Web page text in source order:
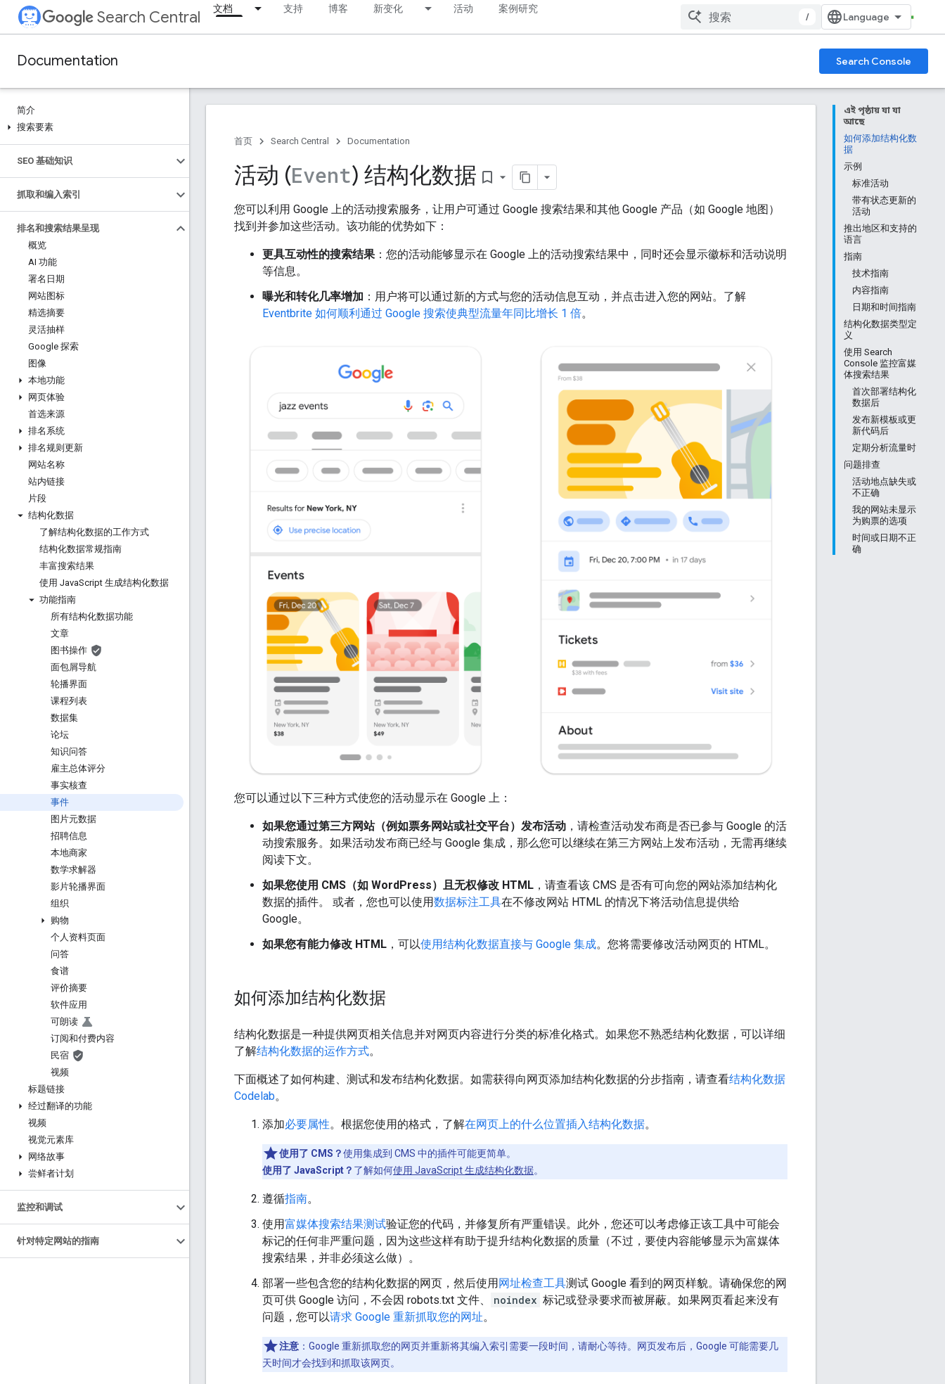
Search Central 文档 支持 博客 新变化 活动 案例研究
/
Documentation Search Console
简介
搜索要素
SEO 基础知识
抓取和编入索引
排名和搜索结果呈现
概览
AI 功能
署名日期
网站图标
精选摘要
灵活抽样
Google 探索
图像
本地功能
网页体验
首选来源
排名系统
排名规则更新
网站名称
站内链接
片段
结构化数据
了解结构化数据的工作方式
结构化数据常规指南
丰富搜索结果
使用 JavaScript 生成结构化数据
功能指南
所有结构化数据功能
文章
图书操作
面包屑导航
轮播界面
课程列表
数据集
论坛
知识问答
雇主总体评分
事实核查
事件
图片元数据
招聘信息
本地商家
数学求解器
影片轮播界面
组织
购物
个人资料页面
问答
食谱
评价摘要
软件应用
可朗读
订阅和付费内容
民宿
视频
标题链接
经过翻译的功能
视频
视觉元素库
网络故事
尝鲜者计划
监控和调试
针对特定网站的指南
এই পৃষ্ঠায় যা যা
আছে
如何添加结构化数
据
示例
标准活动
带有状态更新的
活动
推出地区和支持的
语言
指南
技术指南
内容指南
日期和时间指南
结构化数据类型定
义
使用 Search
Console 监控富媒
体搜索结果
首次部署结构化
数据后
发布新模板或更
新代码后
定期分析流量时
问题排查
活动地点缺失或
不正确
我的网站未显示
为购票的选项
时间或日期不正
确
首页 Search Central Documentation
活动 (Event) 结构化数据 bookmark_border
您可以利用 Google 上的活动搜索服务，让用户可通过 Google 搜索结果和其他 Google 产品（如 Google 地图）
找到并参加这些活动。该功能的优势如下：
更具互动性的搜索结果 ：您的活动能够显示在 Google 上的活动搜索结果中，同时还会显示徽标和活动说明
等信息。
曝光和转化几率增加 ：用户将可以通过新的方式与您的活动信息互动，并点击进入您的网站。了解
Eventbrite 如何顺利通过 Google 搜索使典型流量年同比增长 1 倍。
您可以通过以下三种方式使您的活动显示在 Google 上：
如果您通过第三方网站（例如票务网站或社交平台）发布活动 ，请检查活动发布商是否已参与 Google 的活
动搜索服务。如果活动发布商已经与 Google 集成，那么您可以继续在第三方网站上发布活动，无需再继续
阅读下文。
如果您使用 CMS（如 WordPress）且无权修改 HTML ，请查看该 CMS 是否有可向您的网站添加结构化
数据的插件。 或者，您也可以使用数据标注工具在不修改网站 HTML 的情况下将活动信息提供给
Google。
如果您有能力修改 HTML ，可以使用结构化数据直接与 Google 集成。您将需要修改活动网页的 HTML。
如何添加结构化数据
结构化数据是一种提供网页相关信息并对网页内容进行分类的标准化格式。如果您不熟悉结构化数据，可以详细
了解结构化数据的运作方式。
下面概述了如何构建、测试和发布结构化数据。如需获得向网页添加结构化数据的分步指南，请查看结构化数据
Codelab。
添加必要属性。根据您使用的格式，了解在网页上的什么位置插入结构化数据。
使用了 CMS？使用集成到 CMS 中的插件可能更简单。
使用了 JavaScript？ 了解如何使用 JavaScript 生成结构化数据。
遵循指南。
使用富媒体搜索结果测试验证您的代码，并修复所有严重错误。此外，您还可以考虑修正该工具中可能会
标记的任何非严重问题，因为这些这样有助于提升结构化数据的质量（不过，要使内容能够显示为富媒体
搜索结果，并非必须这么做）。
部署一些包含您的结构化数据的网页，然后使用 网址检查工具测试 Google 看到的网页样貌。请确保您的网
页可供 Google 访问，不会因 robots.txt 文件、
noindex 标记或登录要求而被屏蔽。如果网页看起来没有
问题，您可以请求 Google 重新抓取您的网址。
注意 ：Google 重新抓取您的网页并重新将其编入索引需要一段时间，请耐心等待。网页发布后，Google 可能需要几
天时间才会找到和抓取该网页。